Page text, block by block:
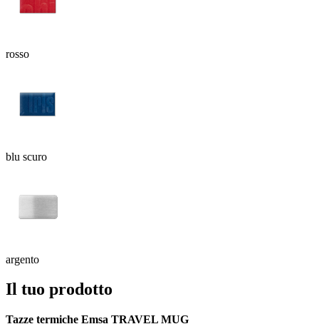
rosso
blu scuro
argento
Il tuo prodotto
Tazze termiche Emsa TRAVEL MUG